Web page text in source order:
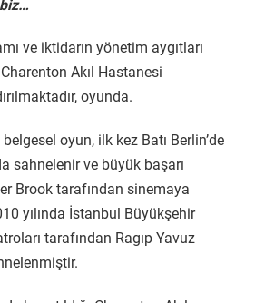
ve iktidarın yönetim aygıtları
Charenton Akıl Hastanesi
oyunda.
oyun, ilk kez Batı Berlin’de
sahnelenir ve büyük başarı
Brook tarafından sinemaya
yılında İstanbul Büyükşehir
tarafından Ragıp Yavuz